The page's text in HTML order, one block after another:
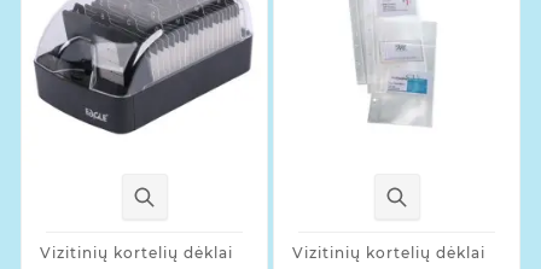
Vizitinių kortelių dėklai Vizitinių kortelių dėklai